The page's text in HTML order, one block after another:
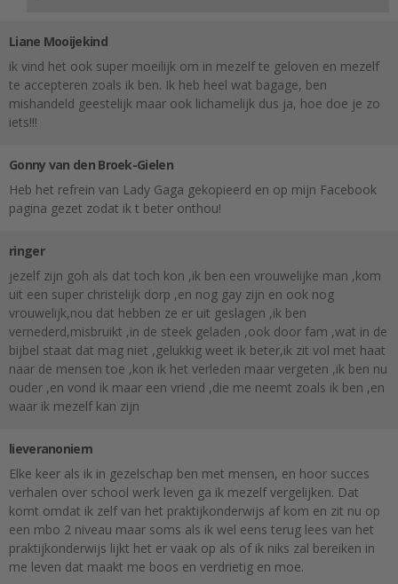
Liane Mooijekind
ik vind het ook super moeilijk om in mezelf te geloven en mezelf
te accepteren zoals ik ben. Ik heb heel wat bagage, ben
mishandeld geestelijk maar ook lichamelijk dus ja, hoe doe je zo
iets!!!
Gonny van den Broek-Gielen
Heb het refrein van Lady Gaga gekopieerd en op mijn Facebook
pagina gezet zodat ik t beter onthou!
ringer
jezelf zijn goh als dat toch kon ,ik ben een vrouwelijke man ,kom
uit een super christelijk dorp ,en nog gay zijn en ook nog
vrouwelijk,nou dat hebben ze er uit geslagen ,ik ben
vernederd,misbruikt ,in de steek geladen ,ook door fam ,wat in de
bijbel staat dat mag niet ,gelukkig weet ik beter,ik zit vol met haat
naar de mensen toe ,kon ik het verleden maar vergeten ,ik ben nu
ouder ,en vond ik maar een vriend ,die me neemt zoals ik ben ,en
waar ik mezelf kan zijn
lieveranoniem
Elke keer als ik in gezelschap ben met mensen, en hoor succes
verhalen over school werk leven ga ik mezelf vergelijken. Dat
komt omdat ik zelf van het praktijkonderwijs af kom en zit nu op
een mbo 2 niveau maar soms als ik wel eens terug lees van het
praktijkonderwijs lijkt het er vaak op als of ik niks zal bereiken in
me leven dat maakt me boos en verdrietig en moe.